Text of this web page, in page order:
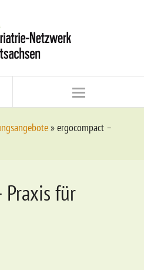
»ergocompact –
für